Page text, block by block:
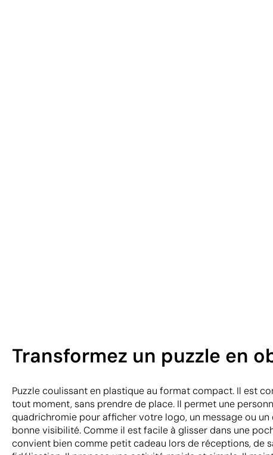
Transformez un puzzle en
Puzzle coulissant en plastique au format compact. Il est
tout moment, sans prendre de place. Il permet une
quadrichromie pour afficher votre logo, un message ou
bonne visibilité. Comme il est facile à glisser dans une
convient bien comme petit cadeau lors de réceptions, de